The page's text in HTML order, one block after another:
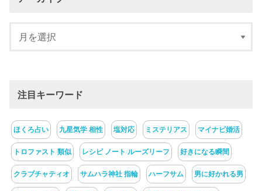
注目キーワード
ほくろ占い 九星気学 相性 塩対応 ミステリアス マイナビ婚活
トロファスト 類似 レシピ ノート ルーズリーフ 好きになる瞬間
クラブチャティオ サムハラ神社 指輪 ハーフサム 男に好かれる男